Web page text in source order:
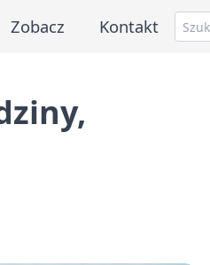
Zobacz Kontakt